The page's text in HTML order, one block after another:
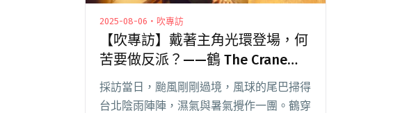
2025-08-06・吹專訪
【吹專訪】戴著主角光環登場，何
苦要做反派？——鶴 The Crane談
新專輯《Same Stories , Different
Narratives》
採訪當日，颱風剛剛過境，風球的尾巴掃得
台北陰雨陣陣，濕氣與暑氣攪作一團。鶴穿